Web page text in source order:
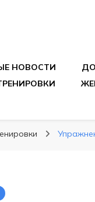
НОВОСТИ